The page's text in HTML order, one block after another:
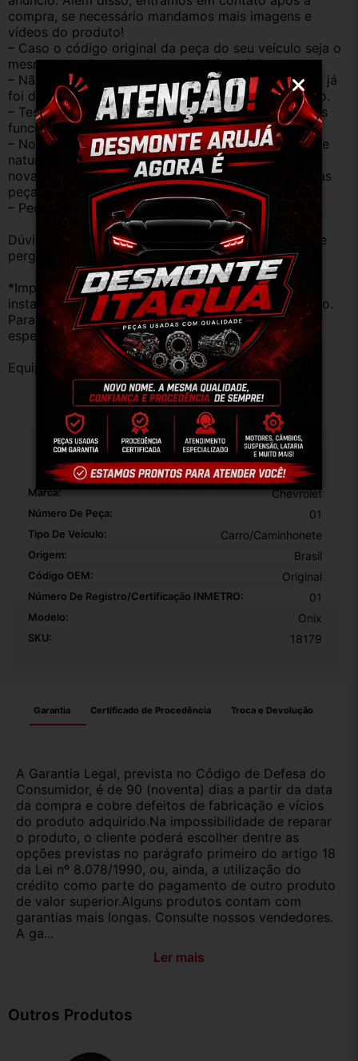
compra, se necessário mandamos mais imagens e
vídeos do produto!
– Caso o código original da peça do seu veículo seja o
mesmo descrito no anúncio servirá perfeitamente.
– Não temos informação sobre o KM, pois o veículo já
foi desmontado. No entanto, estão em ótimo estado.
– Testamos as peças antes de anunciar e enviar, elas
funcionam perfeitamente.
– Nossas peças são USADAS e apresentam desgaste
natural pelo tempo. Peças perfeitas são apenas as
novas e sem uso. No entanto, garantimos que nossas
peças estão em BOM ESTADO e foram testadas.
– Peças são ORIGINAIS USADAS.
Dúvidas sobre uso ou aplicação, utilizar o campo de
perguntas;
*Importante: Não nos responsabilizamos por
instalações inadequadas ou uso indevido do produto.
Para evitar problemas, consulte um profissional
especializado.
Equipe DESMONTE ARUJÁ.
Especificações
Marca: Chevrolet
Número De Peça: 01
Tipo De Veículo: Carro/Caminhonete
Origem: Brasil
Código OEM: Original
Número De Registro/certificação INMETRO: 01
Modelo: Onix
SKU: 18179
Garantia Certificado de Procedência Troca e Devolução
A Garantia Legal, prevista no Código de Defesa do
Consumidor, é de 90 (noventa) dias a partir da data
da compra e cobre defeitos de fabricação e vícios
do produto adquirido.Na impossibilidade de reparar
o produto, o cliente poderá escolher dentre as
opções previstas no parágrafo primeiro do artigo 18
da Lei nº 8.078/1990, ou, ainda, a utilização do
crédito como parte do pagamento de outro produto
de valor superior.Alguns produtos contam com
garantias mais longas. Consulte nossos vendedores.
A ga...
Ler mais
Outros Produtos